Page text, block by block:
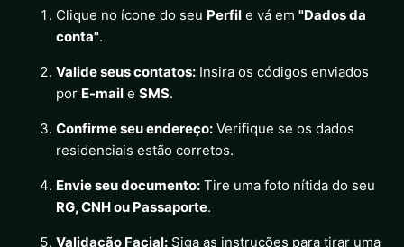
Clique no ícone do seu Perfil e vá em"Dados da
conta".
Valide seus contatos: Insira os códigos enviados
por E-mail eSMS.
Confirme seu endereço: Verifique se os dados
residenciais estão corretos.
Envie seu documento: Tire uma foto nítida do seu
RG, CNH ou Passaporte.
Validação Facial: Siga as instruções para tirar uma